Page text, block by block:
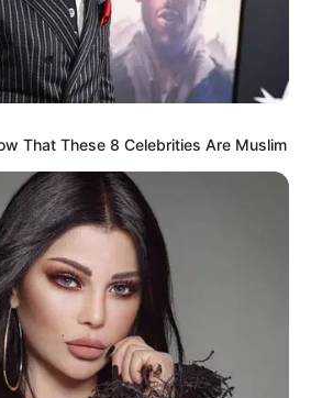
That These 8 Celebrities Are Muslim